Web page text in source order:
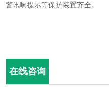
警讯响提示等保护装置齐全。
在线咨询